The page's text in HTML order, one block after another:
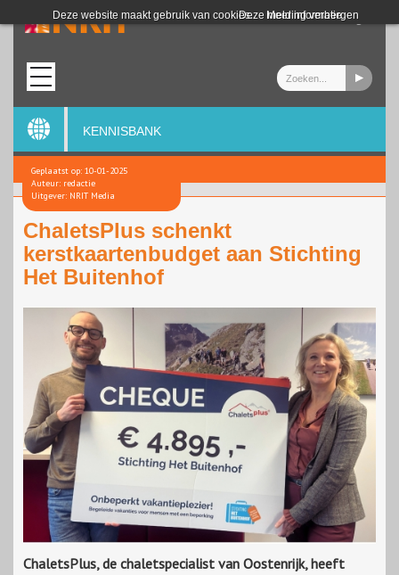
Deze website maakt gebruik van cookies. Meer informatie
Deze melding verbergen
Login
KENNISBANK
Geplaatst op: 10-01-2025
Auteur: redactie
Uitgever: NRIT Media
ChaletsPlus schenkt
kerstkaartenbudget aan Stichting
Het Buitenhof
ChaletsPlus, de chaletspecialist van Oostenrijk, heeft